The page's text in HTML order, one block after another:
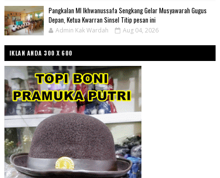
Pangkalan MI Ikhwanussafa Sengkang Gelar Musyawarah Gugus
Depan, Ketua Kwarran Sinsel Titip pesan ini
Admin Kak Wardah Aug 04, 2026
IKLAN ANDA 300 X 600